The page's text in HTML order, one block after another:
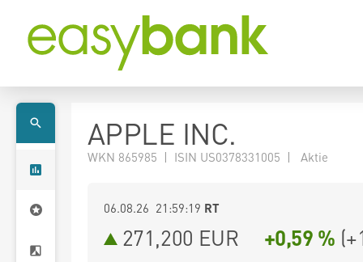
APPLE INC.
WKN 865985 | ISIN US0378331005 | Aktie
06.08.26 21:59:19 RT
271,200 EUR +0,59 % (